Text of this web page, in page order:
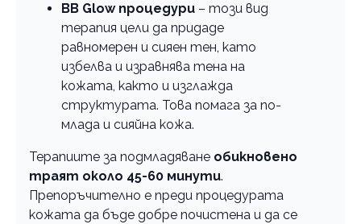
BB Glow процедури – този вид
терапия цели да придаде
равномерен и сияен тен, като
избелва и изравнява тена на
кожата, както и изглажда
структурата. Това помага за по-
млада и сияйна кожа.
Терапиите за подмладяване обикновено
траят около 45-60 минути.
Препоръчително е преди процедурата
кожата да бъде добре почистена и да се